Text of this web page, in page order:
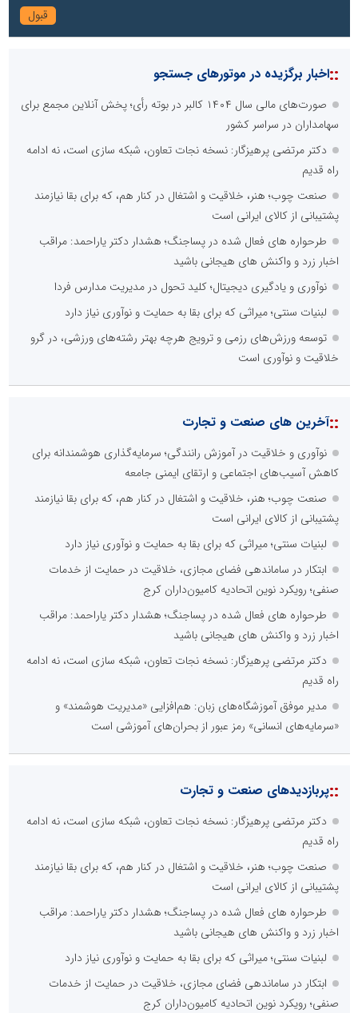
::اخبار برگزیده در موتورهای جستجو
صورت‌های مالی سال ۱۴۰۴ کالبر در بوته رأی؛ پخش آنلاین مجمع برای
سهامداران در سراسر کشور
دکتر مرتضی پرهیزگار: نسخه نجات تعاون، شبکه سازی است، نه ادامه
راه قدیم
صنعت چوب؛ هنر، خلاقیت و اشتغال در کنار هم، که برای بقا نیازمند
پشتیبانی از کالای ایرانی است
طرحواره های فعال شده در پساجنگ؛ هشدار دکتر یاراحمد: مراقب
اخبار زرد و واکنش های هیجانی باشید
نوآوری و یادگیری دیجیتال؛ کلید تحول در مدیریت مدارس فردا
لبنیات سنتی؛ میراثی که برای بقا به حمایت و نوآوری نیاز دارد
توسعه ورزش‌های رزمی و ترویج هرچه بهتر رشته‌های ورزشی، در گرو
خلاقیت و نوآوری است
::آخرین های صنعت و تجارت
نوآوری و خلاقیت در آموزش رانندگی؛ سرمایه‌گذاری هوشمندانه برای
کاهش آسیب‌های اجتماعی و ارتقای ایمنی جامعه
صنعت چوب؛ هنر، خلاقیت و اشتغال در کنار هم، که برای بقا نیازمند
پشتیبانی از کالای ایرانی است
لبنیات سنتی؛ میراثی که برای بقا به حمایت و نوآوری نیاز دارد
ابتکار در ساماندهی فضای مجازی، خلاقیت در حمایت از خدمات
صنفی؛ رویکرد نوین اتحادیه کامیون‌داران کرج
طرحواره های فعال شده در پساجنگ؛ هشدار دکتر یاراحمد: مراقب
اخبار زرد و واکنش های هیجانی باشید
دکتر مرتضی پرهیزگار: نسخه نجات تعاون، شبکه سازی است، نه ادامه
راه قدیم
مدیر موفق آموزشگاه‌های زبان: هم‌افزایی «مدیریت هوشمند» و
«سرمایه‌های انسانی» رمز عبور از بحران‌های آموزشی است
::پربازدیدهای صنعت و تجارت
دکتر مرتضی پرهیزگار: نسخه نجات تعاون، شبکه سازی است، نه ادامه
راه قدیم
صنعت چوب؛ هنر، خلاقیت و اشتغال در کنار هم، که برای بقا نیازمند
پشتیبانی از کالای ایرانی است
طرحواره های فعال شده در پساجنگ؛ هشدار دکتر یاراحمد: مراقب
اخبار زرد و واکنش های هیجانی باشید
لبنیات سنتی؛ میراثی که برای بقا به حمایت و نوآوری نیاز دارد
ابتکار در ساماندهی فضای مجازی، خلاقیت در حمایت از خدمات
صنفی؛ رویکرد نوین اتحادیه کامیون‌داران کرج